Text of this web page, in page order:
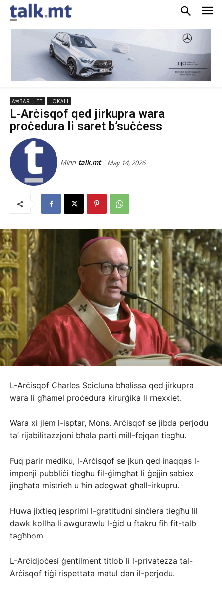
AĦBARIJIET LOKALI
L‑Arċisqof qed jirkupra wara
proċedura li saret b’suċċess
Minn talk.mt May 14, 2026
L-Arċisqof Charles Scicluna bħalissa qed jirkupra
wara li għamel proċedura kirurġika li rnexxiet.
Wara xi jiem l-isptar, Mons. Arċisqof se jibda perjodu
ta’ rijabilitazzjoni bħala parti mill-fejqan tiegħu.
Fuq parir mediku, l-Arċisqof se jkun qed inaqqas l-
impenji pubbliċi tiegħu fil-ġimgħat li ġejjin sabiex
jingħata mistrieħ u ħin adegwat għall-irkupru.
Huwa jixtieq jesprimi l-gratitudni sinċiera tiegħu lil
dawk kollha li awgurawlu l-ġid u ftakru fih fit-talb
tagħhom.
L-Arċidjoċesi ġentilment titlob li l-privatezza tal-
Arċisqof tiġi rispettata matul dan il-perjodu.